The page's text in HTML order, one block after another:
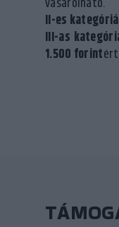
II-es
III-as
1.500 forint